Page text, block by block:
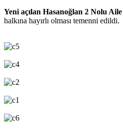
Yeni açılan Hasanoğlan 2 Nolu Aile
halkına hayırlı olması temenni edildi.